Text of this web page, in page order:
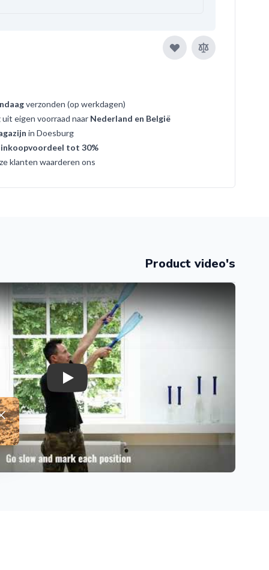
verzonden (op werkdagen)
uit eigen voorraad naar Nederland en België
in Doesburg
inkoopvoordeel tot 30%
klanten waarderen ons
Product video's
Play